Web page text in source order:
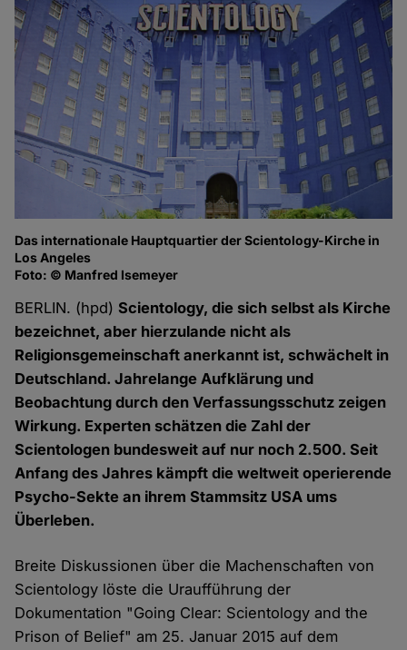
Das internationale Hauptquartier der Scientology-Kirche in
Los Angeles
Foto: © Manfred Isemeyer
BERLIN. (hpd)Scientology, die sich selbst als Kirche
bezeichnet, aber hierzulande nicht als
Religionsgemeinschaft anerkannt ist, schwächelt in
Deutschland. Jahrelange Aufklärung und
Beobachtung durch den Verfassungsschutz zeigen
Wirkung. Experten schätzen die Zahl der
Scientologen bundesweit auf nur noch 2.500. Seit
Anfang des Jahres kämpft die weltweit operierende
Psycho-Sekte an ihrem Stammsitz USA ums
Überleben.
Breite Diskussionen über die Machenschaften von
Scientology löste die Uraufführung der
Dokumentation "Going Clear: Scientology and the
Prison of Belief" am 25. Januar 2015 auf dem